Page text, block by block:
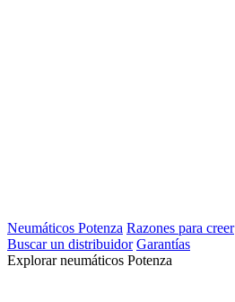
Neumáticos Potenza Razones para creer
Buscar un distribuidor Garantías
Explorar neumáticos Potenza